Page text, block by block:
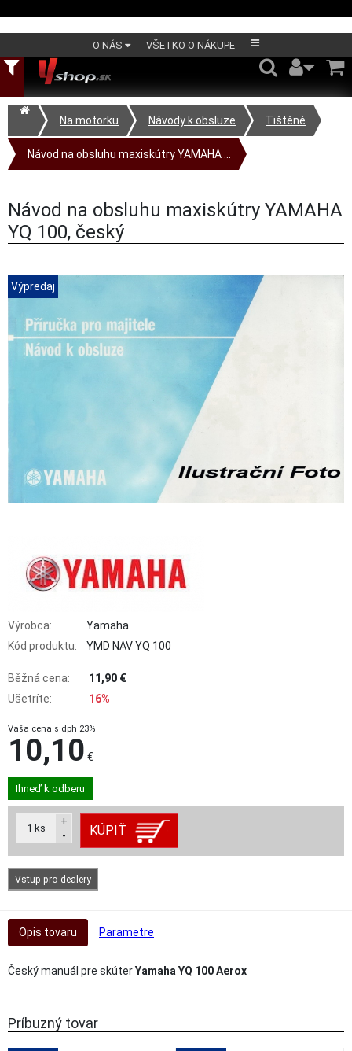
O NÁS VŠETKO O NÁKUPE
Na motorku Návody k obsluze Tištěné
Návod na obsluhu maxiskútry YAMAHA ...
Návod na obsluhu maxiskútry YAMAHA
YQ 100, český
Výpredaj
Výrobca:
Yamaha
Kód produktu:
YMD NAV YQ 100
Běžná cena:
11,90 €
Ušetríte:
16%
Vaša cena s dph 23%
10,10 €
Ihneď k odberu
1 ks
+
-
KÚPIŤ
Vstup pro dealery
Opis tovaru Parametre
Český manuál pre skúterYamaha YQ 100 Aerox
Príbuzný tovar